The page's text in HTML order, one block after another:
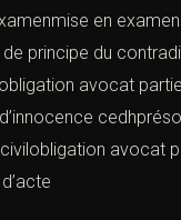
en
de principe du
avocat partie
avocat